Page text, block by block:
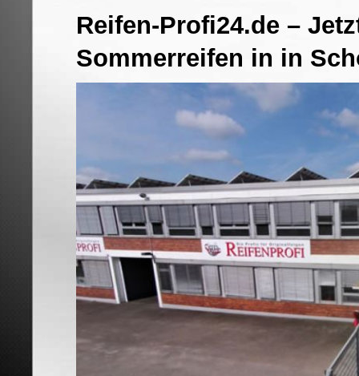
Reifen-Profi24.de –
Sommerreifen in in